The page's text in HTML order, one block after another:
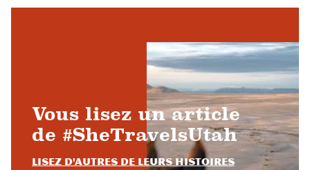
Vous lisez un article
de #SheTravelsUtah
Lisez d'autres de leurs histoires